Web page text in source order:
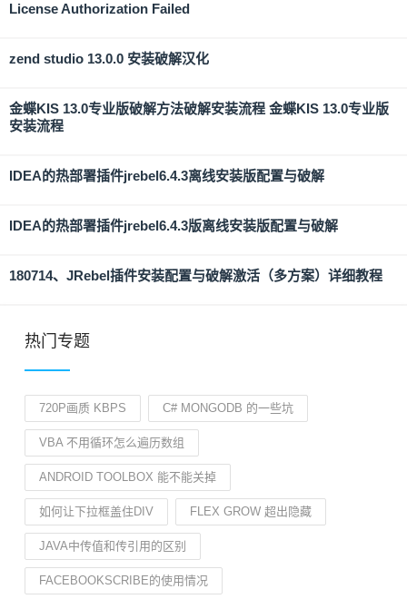
License Authorization Failed
zend studio 13.0.0 安装破解汉化
金蝶KIS 13.0专业版破解方法破解安装流程 金蝶KIS 13.0专业版
安装流程
IDEA的热部署插件jrebel6.4.3离线安装版配置与破解
IDEA的热部署插件jrebel6.4.3版离线安装版配置与破解
180714、JRebel插件安装配置与破解激活（多方案）详细教程
热门专题
720P画质 KBPS C# MONGODB 的一些坑
VBA 不用循环怎么遍历数组
ANDROID TOOLBOX 能不能关掉
如何让下拉框盖住DIV FLEX GROW 超出隐藏
JAVA中传值和传引用的区别
FACEBOOKSCRIBE的使用情况